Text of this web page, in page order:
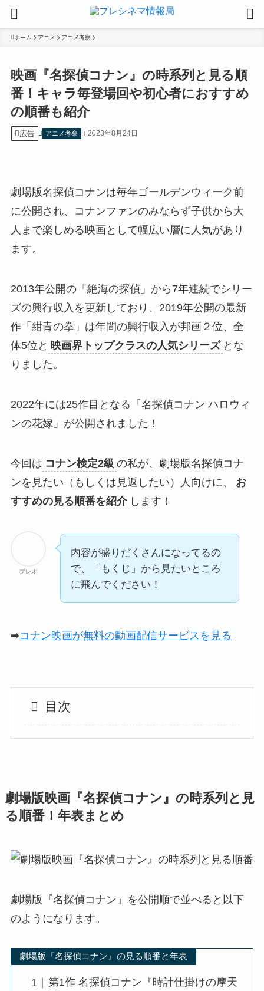
ホーム アニメ アニメ考察
映画『名探偵コナン』の時系列と見る順
番！キャラ毎登場回や初心者におすすめ
の順番も紹介
広告 アニメ考察 2023年8月24日
劇場版名探偵コナンは毎年ゴールデンウィーク前
に公開され、コナンファンのみならず子供から大
人まで楽しめる映画として幅広い層に人気があり
ます。
2013年公開の「絶海の探偵」から7年連続でシリー
ズの興行収入を更新しており、2019年公開の最新
作「紺青の拳」は年間の興行収入が邦画２位、全
体5位と 映画界トップクラスの人気シリーズ とな
りました。
2022年には25作目となる「名探偵コナン ハロウィ
ンの花嫁」が公開されました！
今回は コナン検定2級 の私が、劇場版名探偵コナ
ンを見たい（もしくは見返したい）人向けに、
お
すすめの見る順番を紹介 します！
プレオ
内容が盛りだくさんになってるの
で、「もくじ」から見たいところ
に飛んでください！
➡コナン映画が無料の動画配信サービスを見る
目次
劇場版映画『名探偵コナン』の時系列と見
る順番！年表まとめ
劇場版『名探偵コナン』を公開順で並べると以下
のようになります。
劇場版『名探偵コナン』の見る順番と年表
第1作 名探偵コナン『時計仕掛けの摩天